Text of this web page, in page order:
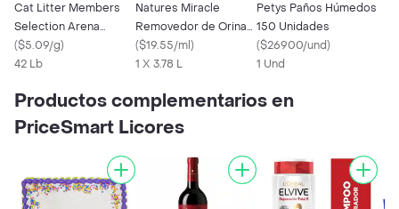
Cat Litter Members
Selection Arena
Sanitaria para Gatos
($5.09/g)
42 Lb
Natures Miracle
Removedor de Orina
de Mascotas
($19.55/ml)
1 X 3.78 L
Petys Paños Húmedos
150 Unidades
($26900/und)
1 Und
Productos complementarios en
PriceSmart Licores